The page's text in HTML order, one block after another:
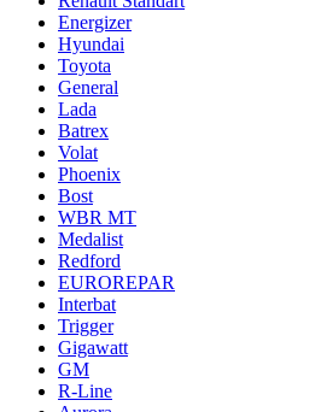
Energizer
Hyundai
Toyota
General
Lada
Batrex
Volat
Phoenix
Bost
WBR MT
Medalist
Redford
EUROREPAR
Interbat
Trigger
Gigawatt
GM
R-Line